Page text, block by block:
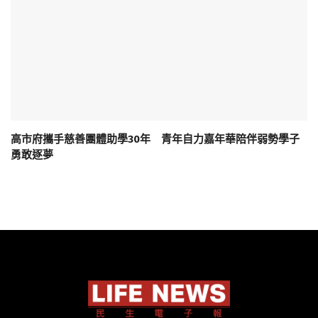
高市府攜手慈善團體助學30年 青年自力嘉年華陪伴弱勢學子
勇敢逐夢